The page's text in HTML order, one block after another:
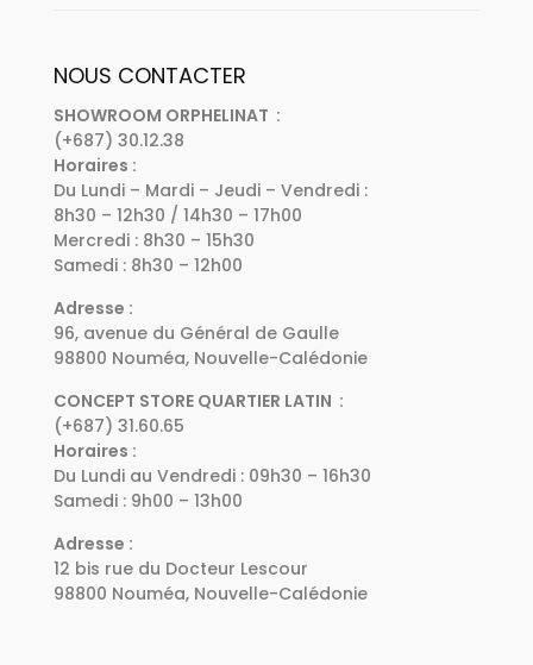
NOUS CONTACTER
SHOWROOM ORPHELINAT :
(+687) 30.12.38
Horaires :
Du Lundi – Mardi – Jeudi – Vendredi :
8h30 – 12h30 / 14h30 – 17h00
Mercredi : 8h30 – 15h30
Samedi : 8h30 – 12h00
Adresse :
96, avenue du Général de Gaulle
98800 Nouméa, Nouvelle-Calédonie
CONCEPT STORE QUARTIER LATIN :
(+687) 31.60.65
Horaires :
Du Lundi au Vendredi : 09h30 – 16h30
Samedi : 9h00 – 13h00
Adresse :
12 bis rue du Docteur Lescour
98800 Nouméa, Nouvelle-Calédonie